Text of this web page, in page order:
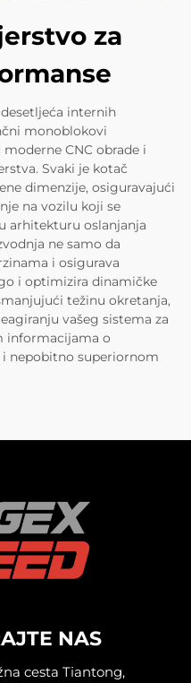
za
internih
monoblokovi
CNC obrade i
Svaki je kotač
dimenzije, osiguravajući
na vozilu koji se
arhitekturu oslanjanja
ne samo da
i osigurava
i optimizira dinamičke
težinu okretanja,
vašeg sistema za
informacijama o
nepobitno superiornom
NAS
cesta Tiantong,